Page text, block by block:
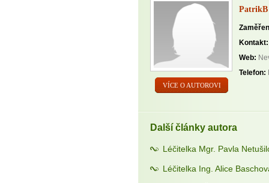
VÍCE O AUTOROVI
PatrikB
Kontakt:
Web:
Telefon:
Další články autora
Léčitelka Mgr. Pavla
Léčitelka Ing. Alice